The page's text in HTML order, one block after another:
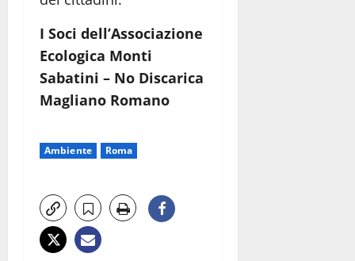
I Soci dell’Associazione
Ecologica Monti
Sabatini – No Discarica
Magliano Romano
Ambiente Roma